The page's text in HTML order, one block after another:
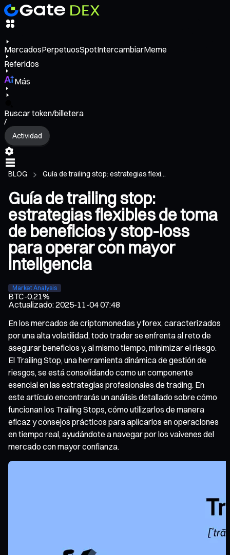
MercadosPerpetuosSpotIntercambiarMeme
Referidos
Más
Buscar token/billetera
/
Actividad
BLOG Guía de trailing stop: estrategias flexi...
Guía de trailing stop:
estrategias flexibles de toma
de beneficios y stop-loss
para operar con mayor
inteligencia
Market Analysis
BTC-0.21%
Actualizado:2025-11-04 07:48
En los mercados de criptomonedas y forex, caracterizados
por una alta volatilidad, todo trader se enfrenta al reto de
asegurar beneficios y, al mismo tiempo, minimizar el riesgo.
El Trailing Stop, una herramienta dinámica de gestión de
riesgos, se está consolidando como un componente
esencial en las estrategias profesionales de trading. En
este artículo encontrarás un análisis detallado sobre cómo
funcionan los Trailing Stops, cómo utilizarlos de manera
eficaz y consejos prácticos para aplicarlos en operaciones
en tiempo real, ayudándote a navegar por los vaivenes del
mercado con mayor confianza.